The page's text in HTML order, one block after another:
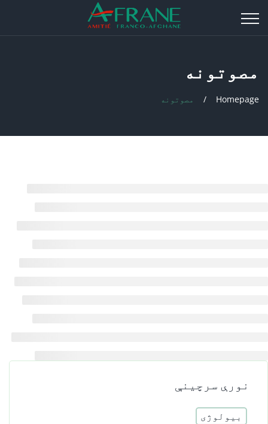
مصوتونه
Homepage مصوتونه
نورې سرچینې
بیولوژی